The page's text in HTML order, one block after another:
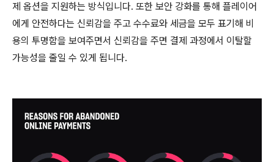
제 옵션을 지원하는 방식입니다. 또한 보안 강화를 통해 플레이어
에게 안전하다는 신뢰감을 주고 수수료와 세금을 모두 표기해 비
용의 투명함을 보여주면서 신뢰감을 주면 결제 과정에서 이탈할
가능성을 줄일 수 있게 됩니다.